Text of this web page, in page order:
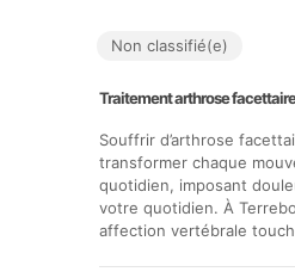
Non classifié(e)
Traitement arthrose
Souffrir d’arthrose
transformer chaque
quotidien, imposant
votre quotidien. À
affection vertébrale